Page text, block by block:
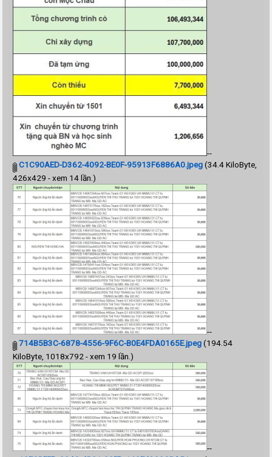
--
C1C90AED-D362-4092-BE0F-95913F6886A0.jpeg(34.4 KiloByte,
426x429 - xem 14 lần.)
--
714B5B3C-6878-4556-9F6C-B0E4FDA0165E.jpeg(194.54
KiloByte, 1018x792 - xem 19 lần.)
--